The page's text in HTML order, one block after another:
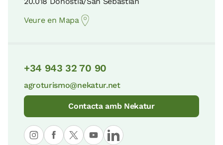
Veure en Mapa
+34 943 32 70 90
agroturismo@nekatur.net
Contacta amb Nekatur